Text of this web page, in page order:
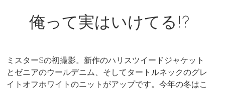
俺って実はいけてる!?
ミスターSの初撮影。新作のハリスツイードジャケット
とゼニアのウールデニム、そしてタートルネックのグレ
イトオフホワイトのニットがアップです。今年の冬はこ